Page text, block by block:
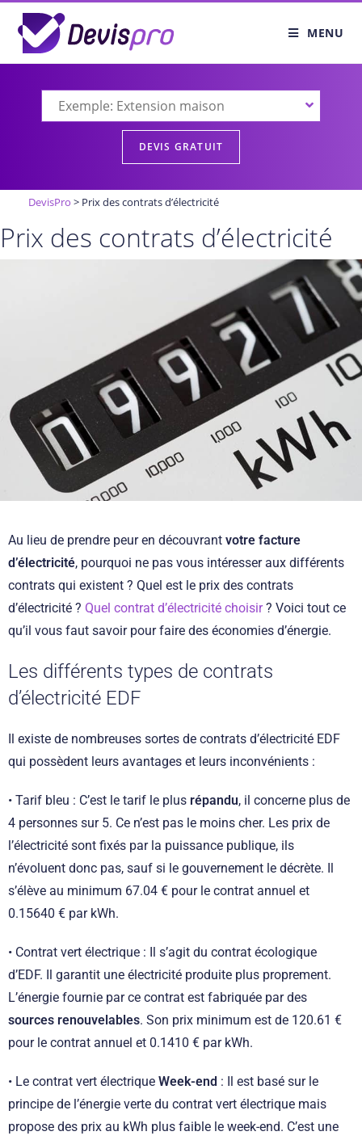
MENU
DevisPro > Prix des contrats d’électricité
Prix des contrats d’électricité
Au lieu de prendre peur en découvrant votre facture
d’électricité, pourquoi ne pas vous intéresser aux différents
contrats qui existent ? Quel est le prix des contrats
d’électricité ? Quel contrat d’électricité choisir? Voici tout ce
qu’il vous faut savoir pour faire des économies d’énergie.
Les différents types de contrats
d’électricité EDF
Il existe de nombreuses sortes de contrats d’électricité EDF
qui possèdent leurs avantages et leurs inconvénients :
• Tarif bleu : C’est le tarif le plus répandu, il concerne plus de
4 personnes sur 5. Ce n’est pas le moins cher. Les prix de
l’électricité sont fixés par la puissance publique, ils
n’évoluent donc pas, sauf si le gouvernement le décrète. Il
s’élève au minimum 67.04 € pour le contrat annuel et
0.15640 € par kWh.
• Contrat vert électrique : Il s’agit du contrat écologique
d’EDF. Il garantit une électricité produite plus proprement.
L’énergie fournie par ce contrat est fabriquée par des
sources renouvelables. Son prix minimum est de 120.61 €
pour le contrat annuel et 0.1410 € par kWh.
• Le contrat vert électrique Week-end : Il est basé sur le
principe de l’énergie verte du contrat vert électrique mais
propose des prix au kWh plus faible le week-end. C’est une